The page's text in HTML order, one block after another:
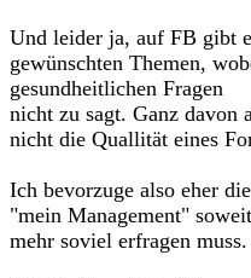
Und leider ja, auf FB gibt
gewünschten Themen,
gesundheitlichen Fragen
nicht zu sagt. Ganz davon
nicht die Quallität eines
Ich bevorzuge also eher
"mein Management"
mehr soviel erfragen muss.